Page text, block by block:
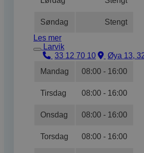
Søndag
Stengt
Les mer
Larvik
33 12 70 10
Øya 13,
Mandag
08:00 - 16:00
Tirsdag 08:00 - 16:00
Onsdag 08:00 - 16:00
Torsdag 08:00 - 16:00